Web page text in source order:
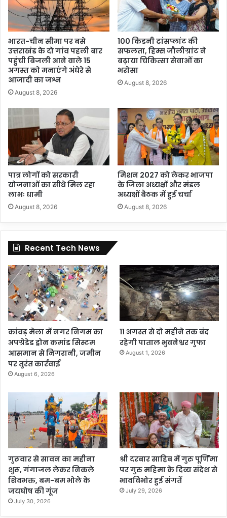
भारत-चीन सीमा पर बसे
उत्तराखंड के दो गांव पहली बार
पहुंची बिजली आने वाले 15
अगस्त को मनाएंगे अंधेरे से
आजादी का जश्न
August 8, 2026
100 किडनी ट्रांसप्लांट की
सफलता, हिम्स जौलीग्रांट ने
बढ़ाया चिकित्सा सेवाओं का
भरोसा
August 8, 2026
पात्र लोगों को सरकारी
योजनाओं का सीधे मिल रहा
लाभः धामी
August 8, 2026
मिशन 2027 को लेकर भाजपा
के जिला अध्यक्षों और मंडल
अध्यक्षों बैठक में हुई चर्चा
August 8, 2026
Recent Tech News
कांवड़ मेला में नगर निगम का
अपग्रेडेड ड्रोन कमांड सिस्टम
आसमान से निगरानी, जमीन
पर तुरंत कार्रवाई
August 6, 2026
11 अगस्त से दो महीने तक बंद
रहेगी पाताल भुवनेश्वर गुफा
August 1, 2026
गुरूवार से सावन का महीना
शुरू, गंगाजल लेकर निकले
शिवभक्त, बम-बम भोले के
जयघोष की गूंज
July 30, 2026
श्री दरबार साहिब में गुरु पूर्णिमा
पर गुरु महिमा के दिव्य संदेश से
भावविभोर हुई संगतें
July 29, 2026